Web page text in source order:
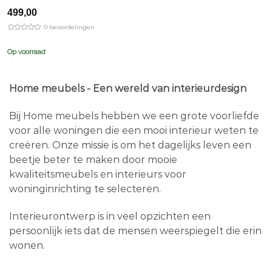
499,00
0 beoordelingen
Op voorraad
Home meubels - Een wereld van interieurdesign
Bij Home meubels hebben we een grote voorliefde
voor alle woningen die een mooi interieur weten te
creëren. Onze missie is om het dagelijks leven een
beetje beter te maken door mooie
kwaliteitsmeubels en interieurs voor
woninginrichting te selecteren.
Interieurontwerp is in veel opzichten een
persoonlijk iets dat de mensen weerspiegelt die erin
wonen.